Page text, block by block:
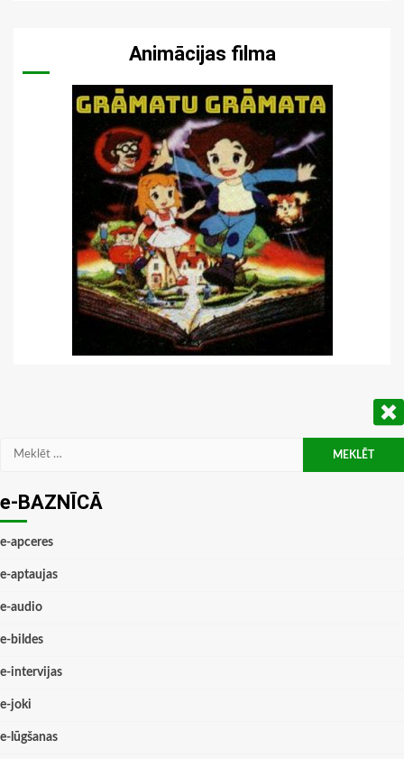
Animācijas filma
Meklēt:
e-BAZNĪCĀ
e-apceres
e-aptaujas
e-audio
e-bildes
e-intervijas
e-joki
e-lūgšanas